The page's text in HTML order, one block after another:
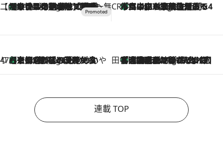
【CREA×星野リゾート】唯一無二。癒しと発見が待つ場所へ
4 Hours Ago
【トンボの足水浴】ヒノキの香りに包まれて涼感マックス！約13℃の湧水かけ流しを避暑地「星野温泉 トンボの湯」で体験 CREA'S CHOICE
6 Hours Ago
「立川にも歌舞伎があるんだよ」 片岡仁左衛門・市川中車ら豪華座組みで4年目の立川立飛歌舞伎へ
47都道府県の手みやげ ひんやりスイーツで夏を満喫
6 Hours Ago
【京都府】この夏絶対食べたい 冷やしておいしいおやつ3選 ひと口目から心を掴む新緑のテリーヌ 田中稲の勝手に再ブーム
11 Hours Ago
「湘南乃風に憧れて」観客大盛上がりの“タオル回し”に、ラッパー顔負けの高速歌唱まで…さだまさし（74）のアグレッシブすぎる現在地
連載 TOP